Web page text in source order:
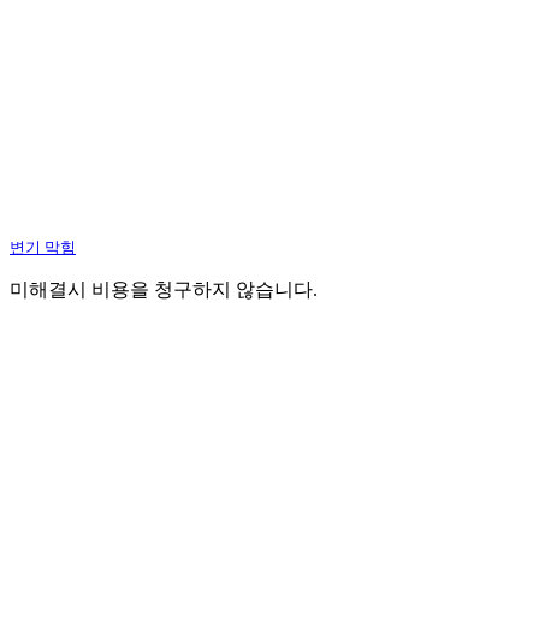
변기 막힘
미해결시 비용을 청구하지 않습니다.